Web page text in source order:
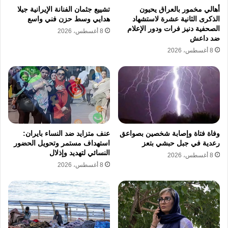
اللبنانية لا تملك أي مساحة للمناورة في
المفاوضات الجارية في واشنطن طالما لم تجبر
الولايات المتحدة إسرائيل على الانسحاب من
جنوب الجمهورية اللبنانية والالتزام الفعلي بوقف
إطلاق النار.
وحول ملف حزب الله شدد وليد جنبلاط على أن
الحزب جزء لا يتجزأ من النسيج الاجتماعي
للجمهورية اللبنانية ولا يمكن التعامل معه كقوة
غريبة أو طردها عبر البحر. وأشار وليد جنبلاط إلى
أن مشكلة حزب الله الحقيقية تكمن في انغماسه
التام في أيديولوجية ولاية الفقيه التي تضعه فوق
مؤسسات الدولة الرسمية. وتعتبر هذه الانقسامات
أهالي مخمور بالعراق يحيون
الذكرى الثانية عشرة لاستشهاد
الصحفية دنيز فرات ودور الإعلام
ضد داعش
8 أغسطس، 2026
تشييع جثمان الفنانة الإيرانية جيلا
هدايي وسط حزن فني واسع
8 أغسطس، 2026
وفاة فتاة وإصابة شخصين بصواعق
رعدية في جبل حبشي بتعز
8 أغسطس، 2026
عنف متزايد ضد النساء بايران:
استهداف مستمر وتحويل الحضور
النسائي لتهديد وإذلال
8 أغسطس، 2026